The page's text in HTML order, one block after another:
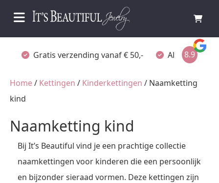
Gratis verzending vanaf € 50,- Altijd verpakt
8.9
Home/ Kettingen / Kinderkettingen / Naamketting
kind
Naamketting kind
Bij It’s Beautiful vind je een prachtige collectie
naamkettingen voor kinderen die een persoonlijk
en bijzonder sieraad vormen. Deze kettingen zijn